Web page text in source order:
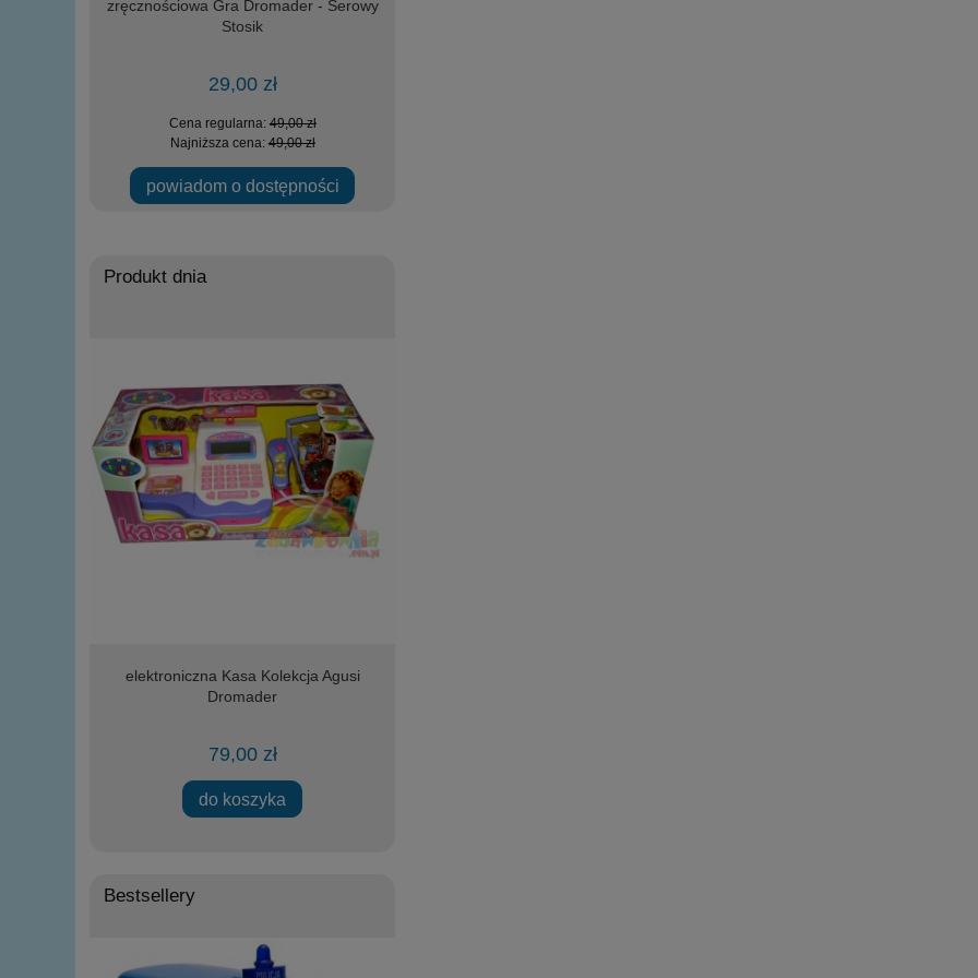
zręcznościowa Gra Dromader - Serowy
Stosik
29,00 zł
Cena regularna:49,00 zł
Najniższa cena:49,00 zł
powiadom o dostępności
Produkt dnia
elektroniczna Kasa Kolekcja Agusi
Dromader
79,00 zł
do koszyka
Bestsellery